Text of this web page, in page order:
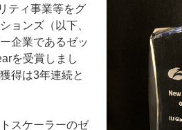
ティ事業等をグ
ョンズ（以下、
企業であるゼッ
を受賞しまし
得は3年連続と
スケーラーのゼ